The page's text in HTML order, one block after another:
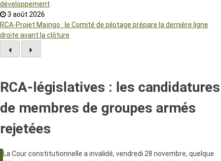
développement
3 août 2026
RCA-Projet Maïngo : le Comité de pilotage prépare la dernière ligne
droite avant la clôture
RCA-législatives : les candidatures
de membres de groupes armés
rejetées
La Cour constitutionnelle a invalidé, vendredi 28 novembre, quelque